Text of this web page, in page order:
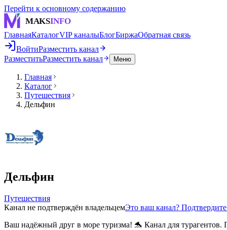
Перейти к основному содержанию
MAKSINFO
ГлавнаяКаталогVIP каналыБлогБиржаОбратная связь
ВойтиРазместить канал
РазместитьРазместить канал Меню
Главная
Каталог
Путешествия
Дельфин
Дельфин
Путешествия
Канал не подтверждён владельцемЭто ваш канал?
Ваш надёжный друг в море туризма! 🐬 Канал для турагентов.